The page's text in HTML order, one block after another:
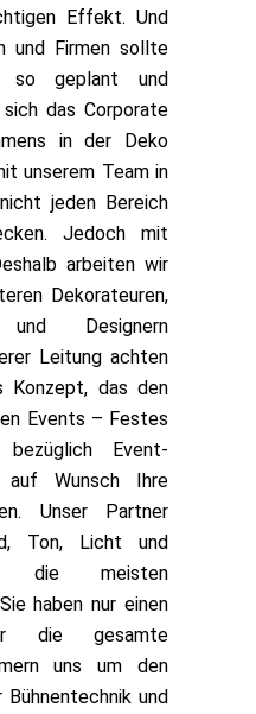
Effekt. Und
und Firmen sollte
so geplant und
das Corporate
in der Deko
unserem Team in
jeden Bereich
Jedoch mit
arbeiten wir
Dekorateuren,
und Designern
Leitung achten
Konzept, das den
Events – Festes
Event-
auf Wunsch Ihre
Unser Partner
Ton, Licht und
die meisten
haben nur einen
die gesamte
uns um den
und